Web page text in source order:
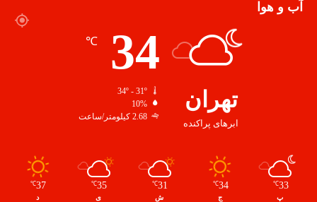
آب و هوا
تهران
ابرهای پراکنده
34
℃
10%
2.68 کیلومتر/ساعت
33
℃
پ
34
℃
ج
31
℃
ش
35
℃
ی
37
℃
د